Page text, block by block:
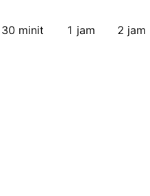
30 minit 1 jam 2 jam